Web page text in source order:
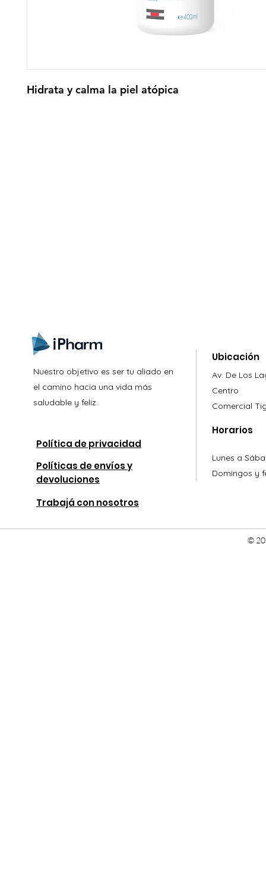
Hidrata y calma la piel atópica
Nuestro objetivo es ser tu aliado en
el camino hacia una vida más
saludable y feliz.
Política de privacidad
Políticas de envíos y
devoluciones
Trabajá con nosotros
Ubicación
Av. De Los
Centro
Comercial
Horarios
Lunes a
Domingos y
©